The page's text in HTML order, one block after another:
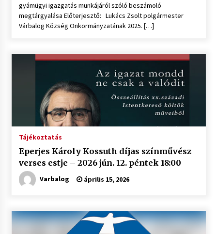
gyámügyi igazgatás munkájáról szóló beszámoló
megtárgyalása Előterjesztő: Lukács Zsolt polgármester
Várbalog Község Önkormányzatának 2025. […]
Tájékoztatás
Eperjes Károly Kossuth díjas színművész
verses estje – 2026 jún. 12. péntek 18:00
Varbalog április 15, 2026